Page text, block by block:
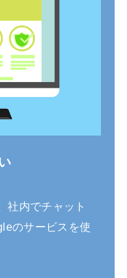
社内でチャット
のサービスを使